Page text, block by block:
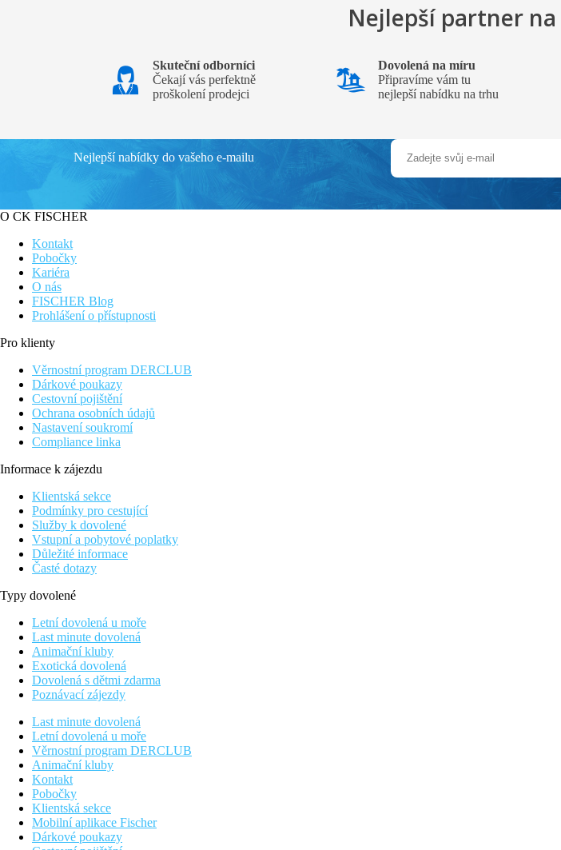
Nejlepší partner na
Skuteční odborníci
Čekají vás perfektně
proškolení prodejci
Dovolená na míru
Připravíme vám tu
nejlepší nabídku na trhu
Nejlepší nabídky do vašeho e-mailu
O CK FISCHER
Kontakt
Pobočky
Kariéra
O nás
FISCHER Blog
Prohlášení o přístupnosti
Pro klienty
Věrnostní program DERCLUB
Dárkové poukazy
Cestovní pojištění
Ochrana osobních údajů
Nastavení soukromí
Compliance linka
Informace k zájezdu
Klientská sekce
Podmínky pro cestující
Služby k dovolené
Vstupní a pobytové poplatky
Důležité informace
Časté dotazy
Typy dovolené
Letní dovolená u moře
Last minute dovolená
Animační kluby
Exotická dovolená
Dovolená s dětmi zdarma
Poznávací zájezdy
Last minute dovolená
Letní dovolená u moře
Věrnostní program DERCLUB
Animační kluby
Kontakt
Pobočky
Klientská sekce
Mobilní aplikace Fischer
Dárkové poukazy